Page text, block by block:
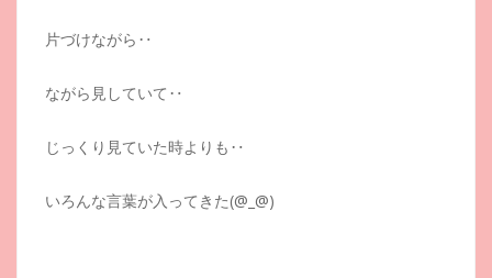
片づけながら‥
ながら見していて‥
じっくり見ていた時よりも‥
いろんな言葉が入ってきた(@_@)